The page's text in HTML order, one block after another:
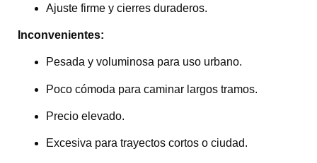
Ajuste firme y cierres duraderos.
Inconvenientes:
Pesada y voluminosa para uso urbano.
Poco cómoda para caminar largos tramos.
Precio elevado.
Excesiva para trayectos cortos o ciudad.